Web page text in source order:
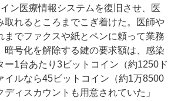
ン医療情報システムを復旧させ、医
取れるところまでこぎ着けた。医師や
までファクスや紙とペンに頼って業務
暗号化を解除する鍵の要求額は、感染
ー1台あたり3ビットコイン（約1250ド
イルなら45ビットコイン（約1万8500
ディスカウントも用意されていた」